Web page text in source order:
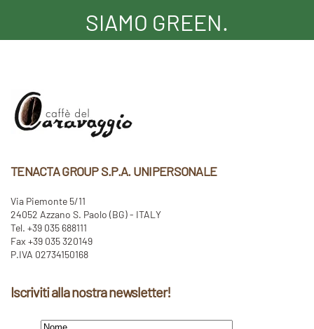
SIAMO GREEN.
TENACTA GROUP S.P.A. UNIPERSONALE
Via Piemonte 5/11
24052 Azzano S. Paolo (BG) - ITALY
Tel. +39 035 688111
Fax +39 035 320149
P.IVA 02734150168
Iscriviti alla nostra newsletter!